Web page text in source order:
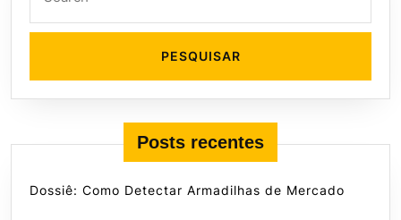
Posts recentes
Dossiê: Como Detectar Armadilhas de Mercado